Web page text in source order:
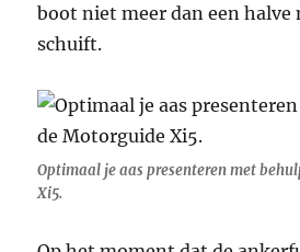
boot niet meer dan een halve
schuift.
Optimaal je aas presenteren met
Xi5.